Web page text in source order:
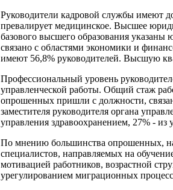
Руководители кадровой службы имеют
превалирует медицинское. Высшее
базового высшего образования
связано с областями экономики и
имеют 56,8% руководителей. Высшую
Профессиональный уровень
управленческой работы. Общий стаж
опрошенных пришли с должности,
заместителя руководителя органа
управления здравоохранением, 27% - из
По мнению большинства опрошенных, на
специалистов, направляемых на
мотивацией работников, возрастной
урегулированием миграционных